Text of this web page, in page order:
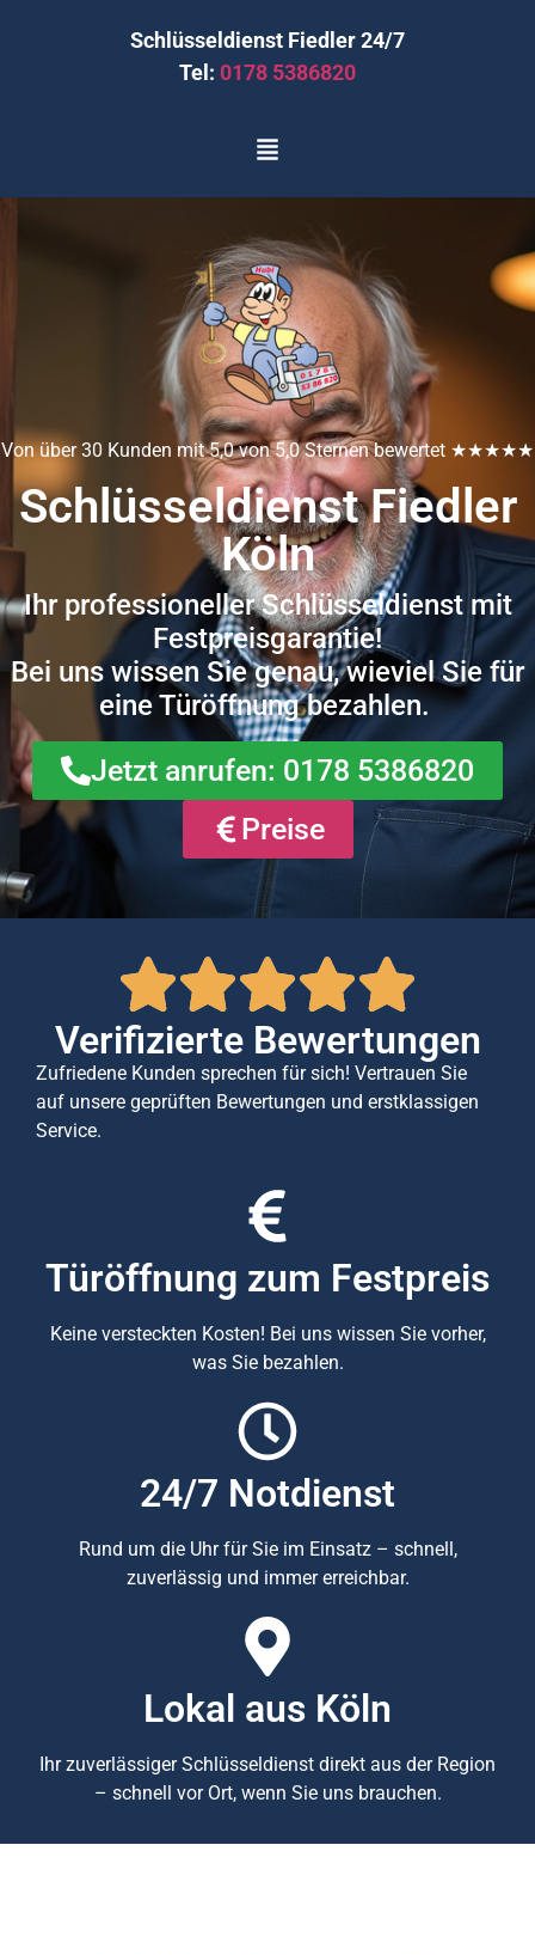
Schlüsseldienst Fiedler 24/7
Tel: 0178 5386820
Von über 30 Kunden mit 5,0 von 5,0 Sternen bewertet ★★★★★
Schlüsseldienst Fiedler
Köln
Ihr professioneller Schlüsseldienst mit
Festpreisgarantie!
Bei uns wissen Sie genau, wieviel Sie für
eine Türöffnung bezahlen.
Jetzt anrufen: 0178 5386820
Preise
Verifizierte Bewertungen
Zufriedene Kunden sprechen für sich! Vertrauen Sie
auf unsere geprüften Bewertungen und erstklassigen
Service.
Türöffnung zum Festpreis
Keine versteckten Kosten! Bei uns wissen Sie vorher,
was Sie bezahlen.
24/7 Notdienst
Rund um die Uhr für Sie im Einsatz – schnell,
zuverlässig und immer erreichbar.
Lokal aus Köln
Ihr zuverlässiger Schlüsseldienst direkt aus der Region
– schnell vor Ort, wenn Sie uns brauchen.